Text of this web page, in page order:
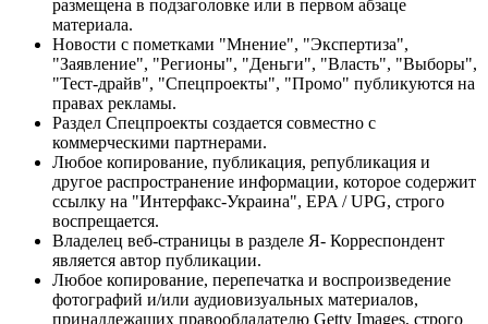
размещена в подзаголовке или в первом абзаце
материала.
Новости с пометками "Мнение", "Экспертиза",
"Заявление", "Регионы", "Деньги", "Власть", "Выборы",
"Тест-драйв", "Спецпроекты", "Промо" публикуются на
правах рекламы.
Раздел Спецпроекты создается совместно с
коммерческими партнерами.
Любое копирование, публикация, републикация и
другое распространение информации, которое содержит
ссылку на "Интерфакс-Украина", EPA / UPG, строго
воспрещается.
Владелец веб-страницы в разделе Я- Корреспондент
является автор публикации.
Любое копирование, перепечатка и воспроизведение
фотографий и/или аудиовизуальных материалов,
принадлежащих правообладателю Getty Images, строго